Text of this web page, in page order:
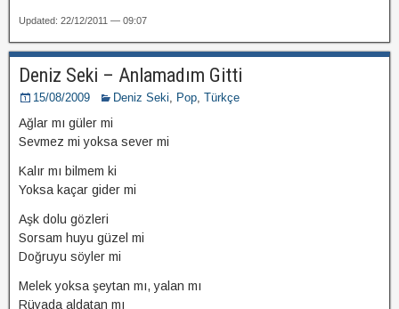
Updated: 22/12/2011 — 09:07
Deniz Seki – Anlamadım Gitti
15/08/2009 Deniz Seki, Pop, Türkçe
Ağlar mı güler mi
Sevmez mi yoksa sever mi
Kalır mı bilmem ki
Yoksa kaçar gider mi
Aşk dolu gözleri
Sorsam huyu güzel mi
Doğruyu söyler mi
Melek yoksa şeytan mı, yalan mı
Rüyada aldatan mı